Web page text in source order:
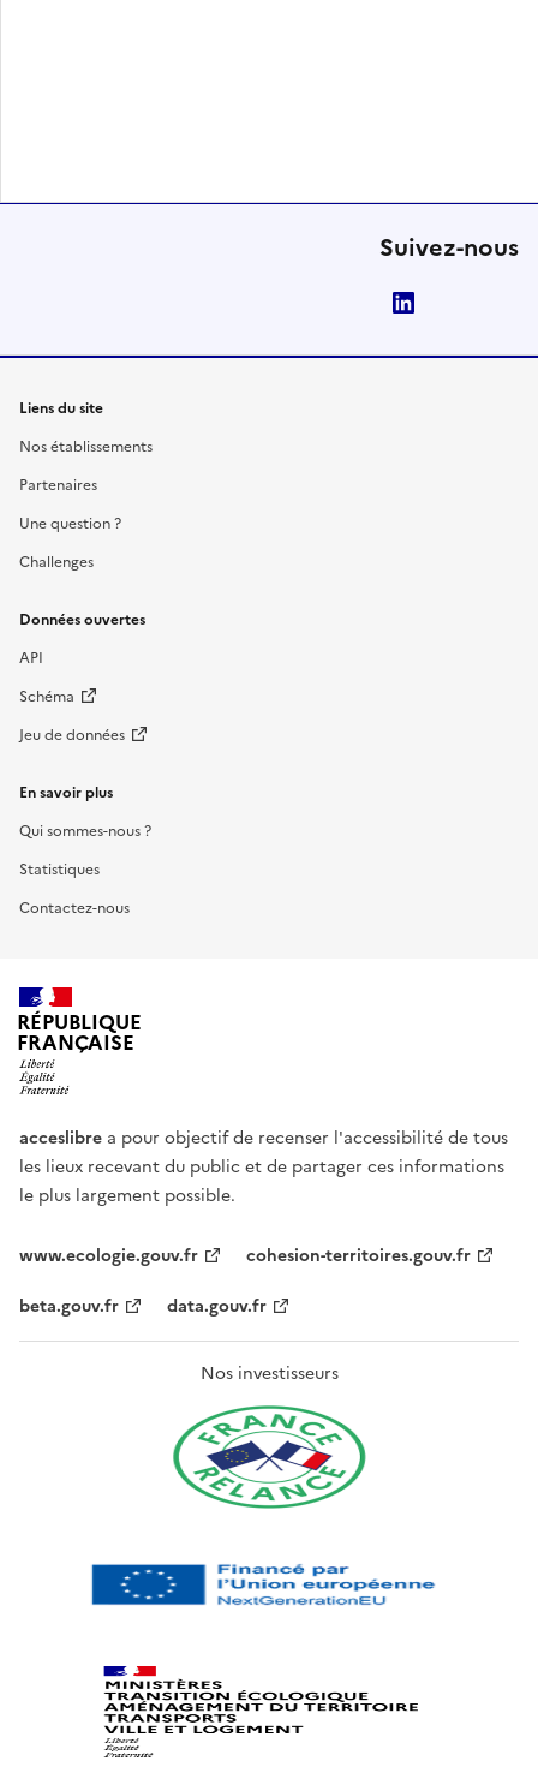
Suivez-nous
Liens du site
Nos établissements
Partenaires
Une question ?
Challenges
Données ouvertes
API
Schéma
Jeu de données
En savoir plus
Qui sommes-nous ?
Statistiques
Contactez-nous
RÉPUBLIQUE
FRANÇAISE
acceslibre a pour objectif de recenser l'accessibilité de tous
les lieux recevant du public et de partager ces informations
le plus largement possible.
www.ecologie.gouv.fr
cohesion-territoires.gouv.fr
beta.gouv.fr
data.gouv.fr
Nos investisseurs